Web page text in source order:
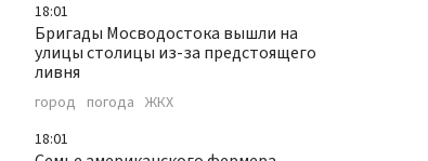
18:01
Бригады Мосводостока вышли на
улицы столицы из-за предстоящего
ливня
город погода ЖКХ
18:01